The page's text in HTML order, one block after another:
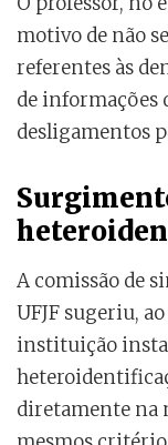
motivo de não
referentes às
de informações
desligamentos
A comissão de
UFJF sugeriu,
instituição
diretamente na